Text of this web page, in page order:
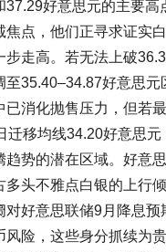
37.29好意思元的主要高
焦点，他们正寻求证实
步走高。若无法上破
至35.40–34.87好意思元
已消化抛售压力，但若
迁移均线34.20好意思
趋势的潜在区域。好意
多头不雅点白银的上行
好意思联储9月降息预
风险，这些身分抓续为